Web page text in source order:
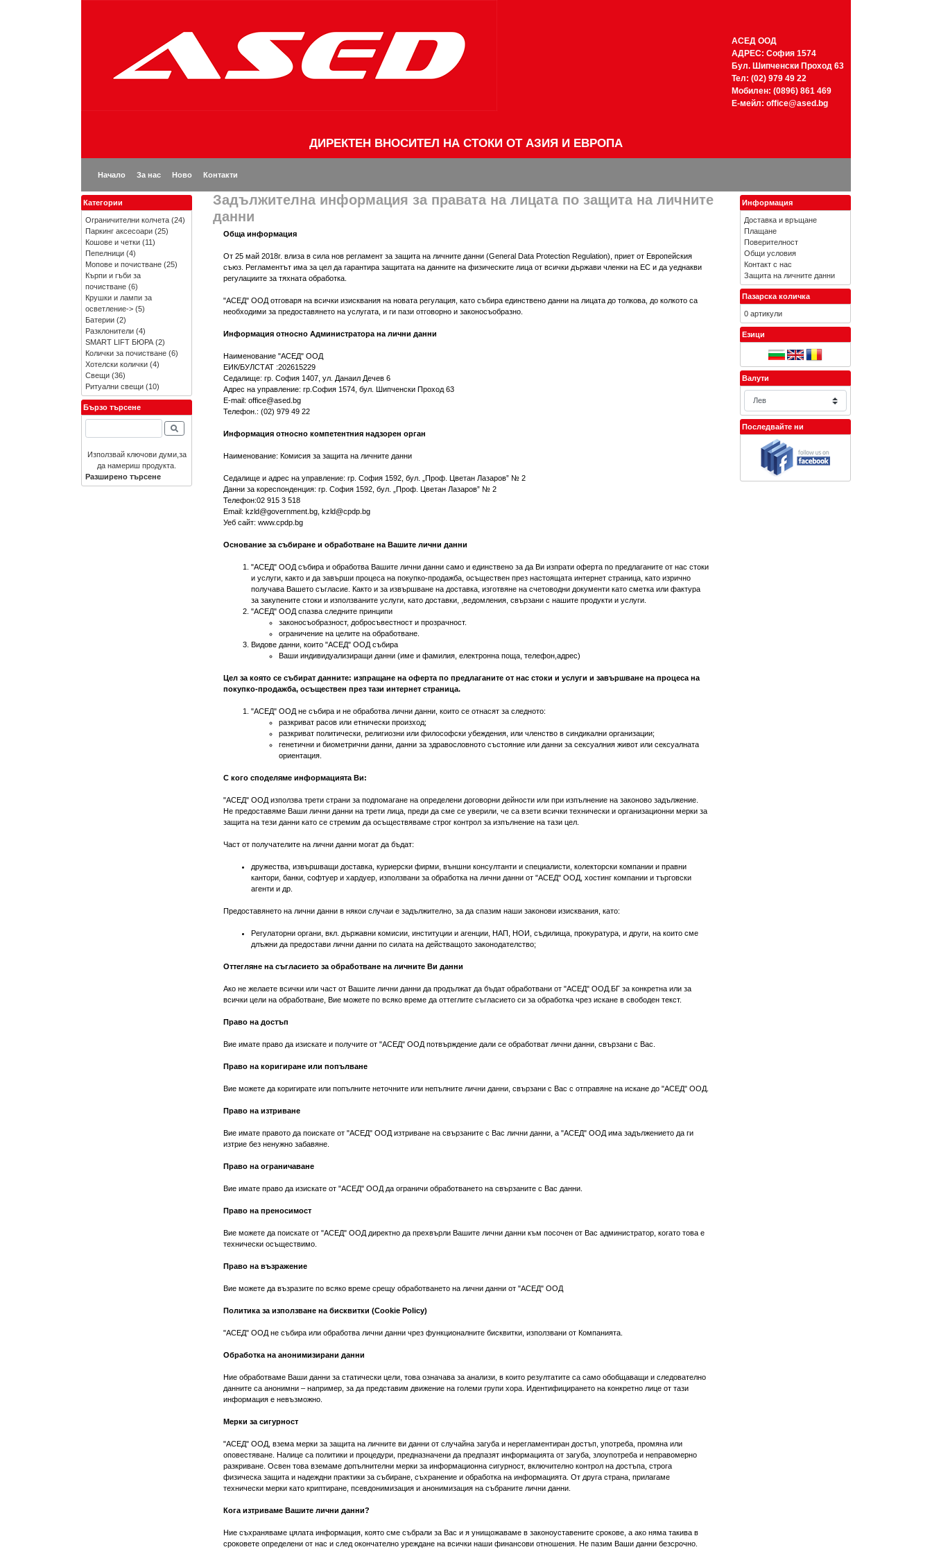
АСЕД ООД
АДРЕС: София 1574
Бул. Шипченски Проход 63
Тел: (02) 979 49 22
Мобилен: (0896) 861 469
Е-мейл: office@ased.bg
ДИРЕКТЕН ВНОСИТЕЛ НА СТОКИ ОТ АЗИЯ И ЕВРОПА
Начало За нас Ново Контакти
Задължителна информация за правата на лицата по защита на личните
данни
Обща информация
От 25 май 2018г. влиза в сила нов регламент за защита на личните данни (General Data Protection Regulation), приет от Европейския
съюз. Регламентът има за цел да гарантира защитата на данните на физическите лица от всички държави членки на ЕС и да уеднакви
регулациите за тяхната обработка.
"АСЕД" ООД отговаря на всички изисквания на новата регулация, като събира единствено данни на лицата до толкова, до колкото са
необходими за предоставянето на услугата, и ги пази отговорно и законосъобразно.
Информация относно Администратора на лични данни
Наименование "АСЕД" ООД
ЕИК/БУЛСТАТ :202615229
Седалище: гр. София 1407, ул. Данаил Дечев 6
Адрес на управление: гр.София 1574, бул. Шипченски Проход 63
E-mail: office@ased.bg
Телефон.: (02) 979 49 22
Информация относно компетентния надзорен орган
Наименование: Комисия за защита на личните данни
Седалище и адрес на управление: гр. София 1592, бул. „Проф. Цветан Лазаров” № 2
Данни за кореспонденция: гр. София 1592, бул. „Проф. Цветан Лазаров” № 2
Телефон:02 915 3 518
Email: kzld@government.bg kzld@cpdp.bg
Уеб сайт: www.cpdp.bg
Основание за събиране и обработване на Вашите лични данни
"АСЕД" ООД събира и обработва Вашите лични данни само и единствено за да Ви изпрати оферта по предлаганите от нас стоки
и услуги, както и да завърши процеса на покупко-продажба, осъществен през настоящата интернет страница, като изрично
получава Вашето съгласие. Както и за извършване на доставка, изготвяне на счетоводни документи като сметка или фактура
за закупените стоки и използваните услуги, като доставки, ,ведомления, свързани с нашите продукти и услуги.
"АСЕД" ООД спазва следните принципи
законосъобразност, добросъвестност и прозрачност.
ограничение на целите на обработване.
Видове данни, които "АСЕД" ООД събира
Ваши индивидуализиращи данни (име и фамилия, електронна поща, телефон,адрес)
Цел за която се събират данните: изпращане на оферта по предлаганите от нас стоки и услуги и завършване на процеса на
покупко-продажба, осъществен през тази интернет страница.
"АСЕД" ООД не събира и не обработва лични данни, които се отнасят за следното:
разкриват расов или етнически произход;
разкриват политически, религиозни или философски убеждения, или членство в синдикални организации;
генетични и биометрични данни, данни за здравословното състояние или данни за сексуалния живот или сексуалната
ориентация.
С кого споделяме информацията Ви:
"АСЕД" ООД използва трети страни за подпомагане на определени договорни дейности или при изпълнение на законово задължение.
Не предоставяме Ваши лични данни на трети лица, преди да сме се уверили, че са взети всички технически и организационни мерки за
защита на тези данни като се стремим да осъществяваме строг контрол за изпълнение на тази цел.
Част от получателите на лични данни могат да бъдат:
дружества, извършващи доставка, куриерски фирми, външни консултанти и специалисти, колекторски компании и правни
кантори, банки, софтуер и хардуер, използвани за обработка на лични данни от "АСЕД" ООД, хостинг компании и търговски
агенти и др.
Предоставянето на лични данни в някои случаи е задължително, за да спазим наши законови изисквания, като:
Регулаторни органи, вкл. държавни комисии, институции и агенции, НАП, НОИ, съдилища, прокуратура, и други, на които сме
длъжни да предостави лични данни по силата на действащото законодателство;
Оттегляне на съгласието за обработване на личните Ви данни
Ако не желаете всички или част от Вашите лични данни да продължат да бъдат обработвани от "АСЕД" ООД.БГ за конкретна или за
всички цели на обработване, Вие можете по всяко време да оттеглите съгласието си за обработка чрез искане в свободен текст.
Право на достъп
Вие имате право да изискате и получите от "АСЕД" ООД потвърждение дали се обработват лични данни, свързани с Вас.
Право на коригиране или попълване
Вие можете да коригирате или попълните неточните или непълните лични данни, свързани с Вас с отправяне на искане до "АСЕД" ООД.
Право на изтриване
Вие имате правото да поискате от "АСЕД" ООД изтриване на свързаните с Вас лични данни, а "АСЕД" ООД има задължението да ги
изтрие без ненужно забавяне.
Право на ограничаване
Вие имате право да изискате от "АСЕД" ООД да ограничи обработването на свързаните с Вас данни.
Право на преносимост
Вие можете да поискате от "АСЕД" ООД директно да прехвърли Вашите лични данни към посочен от Вас администратор, когато това е
технически осъществимо.
Право на възражение
Вие можете да възразите по всяко време срещу обработването на лични данни от "АСЕД" ООД
Политика за използване на бисквитки (Cookie Policy)
"АСЕД" ООД не събира или обработва лични данни чрез функционалните бисквитки, използвани от Компанията.
Обработка на анонимизирани данни
Ние обработваме Ваши данни за статически цели, това означава за анализи, в които резултатите са само обобщаващи и следователно
данните са анонимни – например, за да представим движение на големи групи хора. Идентифицирането на конкретно лице от тази
информация е невъзможно.
Мерки за сигурност
"АСЕД" ООД, взема мерки за защита на личните ви данни от случайна загуба и нерегламентиран достъп, употреба, промяна или
оповестяване. Налице са политики и процедури, предназначени да предпазят информацията от загуба, злоупотреба и неправомерно
разкриване. Освен това вземаме допълнителни мерки за информационна сигурност, включително контрол на достъпа, строга
физическа защита и надеждни практики за събиране, съхранение и обработка на информацията. От друга страна, прилагаме
технически мерки като криптиране, псевдонимизация и анонимизация на събраните лични данни.
Кога изтриваме Вашите лични данни?
Ние съхраняваме цялата информация, която сме събрали за Вас и я унищожаваме в законоуставените срокове, а ако няма такива в
сроковете определени от нас и след окончателно уреждане на всички наши финансови отношения. Не пазим Ваши данни безсрочно.
Категории
Ограничителни колчета (24)
Паркинг аксесоари (25)
Кошове и четки (11)
Пепелници (4)
Мопове и почистване (25)
Кърпи и гъби за
почистване (6)
Крушки и лампи за
осветление-> (5)
Батерии (2)
Разклонители (4)
SMART LIFT БЮРА (2)
Колички за почистване (6)
Хотелски колички (4)
Свещи (36)
Ритуални свещи (10)
Бързо търсене
Използвай ключови думи,за
да намериш продукта.
Разширено търсене
Информация
Доставка и връщане
Плащане
Поверителност
Общи условия
Контакт с нас
Защита на личните данни
Пазарска количка
0 артикули
Езици
Валути
Последвайте ни